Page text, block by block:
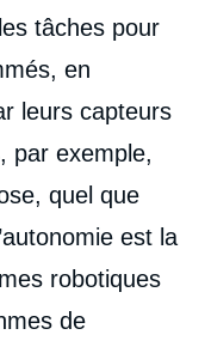
tâches pour
en
leurs capteurs
par exemple,
quel que
est la
robotiques
de